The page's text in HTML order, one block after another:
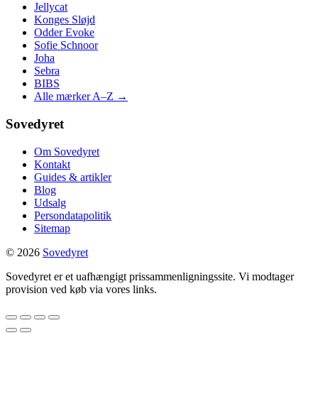
Jellycat
Konges Sløjd
Odder Evoke
Sofie Schnoor
Joha
Sebra
BIBS
Alle mærker A–Z →
Sovedyret
Om Sovedyret
Kontakt
Guides & artikler
Blog
Udsalg
Persondatapolitik
Sitemap
© 2026 Sovedyret
Sovedyret er et uafhængigt prissammenligningssite. Vi modtager
provision ved køb via vores links.